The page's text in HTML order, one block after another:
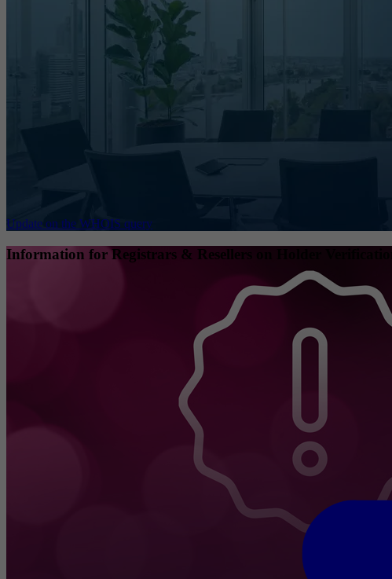
Update on the WHOIS query
Information for Registrars & Resellers on Holder Verification